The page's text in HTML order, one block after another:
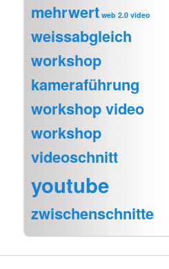
mehrwert web 2.0 video
weissabgleich
workshop
kameraführung
workshop video
workshop
videoschnitt
youtube
zwischenschnitte